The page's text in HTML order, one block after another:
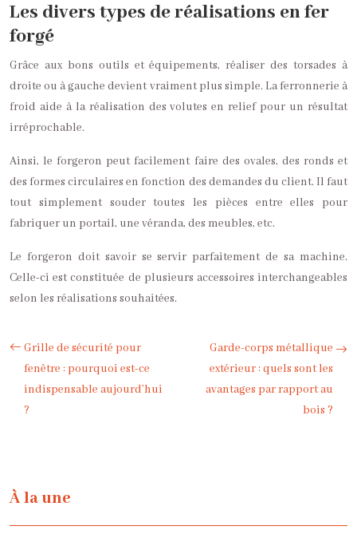
Les divers types de réalisations en fer
forgé
Grâce aux bons outils et équipements, réaliser des torsades à
droite ou à gauche devient vraiment plus simple. La ferronnerie à
froid aide à la réalisation des volutes en relief pour un résultat
irréprochable.
Ainsi, le forgeron peut facilement faire des ovales, des ronds et
des formes circulaires en fonction des demandes du client. Il faut
tout simplement souder toutes les pièces entre elles pour
fabriquer un portail, une véranda, des meubles, etc.
Le forgeron doit savoir se servir parfaitement de sa machine.
Celle-ci est constituée de plusieurs accessoires interchangeables
selon les réalisations souhaitées.
Grille de sécurité pour
fenêtre : pourquoi est-ce
indispensable aujourd’hui
?
Garde-corps métallique
extérieur : quels sont les
avantages par rapport au
bois ?
À la une